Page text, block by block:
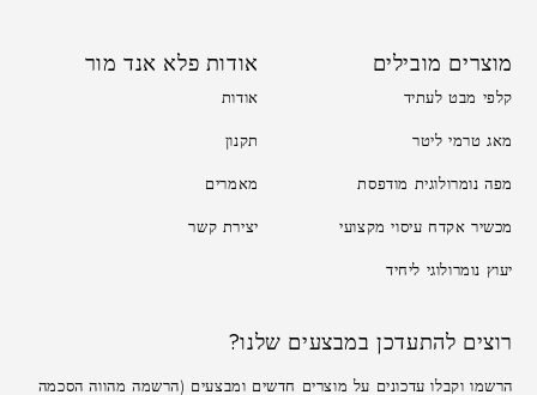
מוצרים מובילים
קלפי מבט לעתיד
מאג טרמי ליטר
מפה נומרולוגית מודפסת
מכשיר אקדח עיסוי מקצועי
יעוץ נומרולוגי ליחיד
אודות פלא אנד מור
אודות
תקנון
מאמרים
יצירת קשר
רוצים להתעדכן במבצעים שלנו?
הרשמו וקבלו עדכונים על מוצרים חדשים ומבצעים (הרשמה מהווה הסכמה